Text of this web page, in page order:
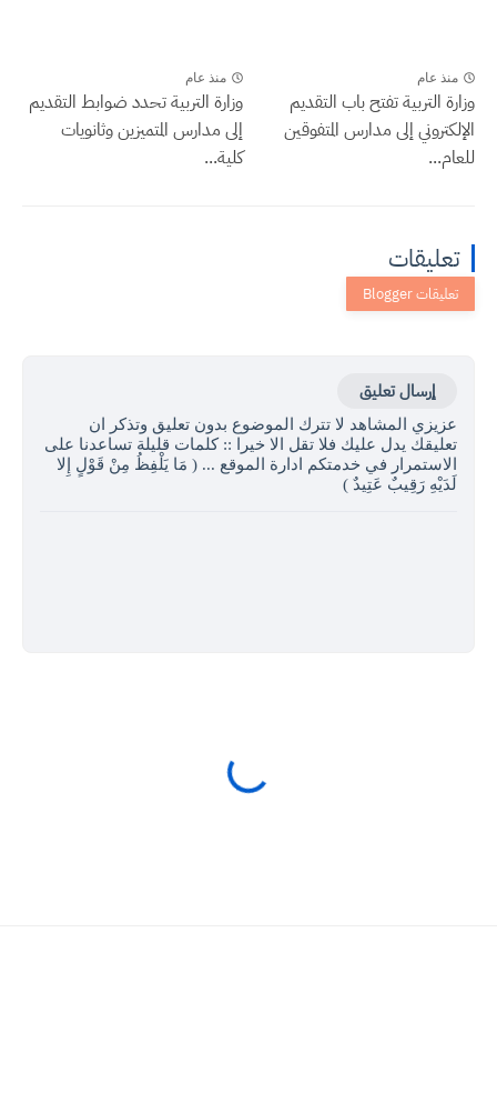
منذ عام
وزارة التربية تفتح باب التقديم
الإلكتروني إلى مدارس المتفوقين
للعام...
منذ عام
وزارة التربية تحدد ضوابط التقديم
إلى مدارس المتميزين وثانويات
كلية...
تعليقات
إرسال تعليق
عزيزي المشاهد لا تترك الموضوع بدون تعليق وتذكر ان
تعليقك يدل عليك فلا تقل الا خيرا :: كلمات قليلة تساعدنا على
الاستمرار في خدمتكم ادارة الموقع ... ( مَا يَلْفِظُ مِنْ قَوْلٍ إِلا
لَدَيْهِ رَقِيبٌ عَتِيدٌ )